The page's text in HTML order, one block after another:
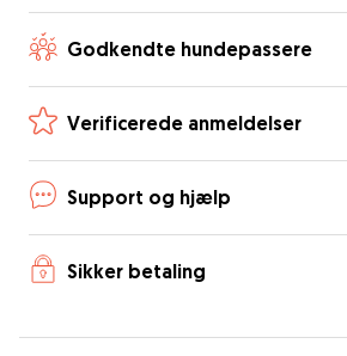
Godkendte hundepassere
Verificerede anmeldelser
Support og hjælp
Sikker betaling